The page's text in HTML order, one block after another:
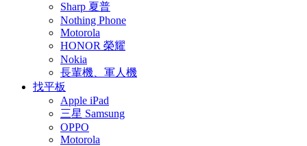
Sharp 夏普
Nothing Phone
Motorola
HONOR 榮耀
Nokia
長輩機、軍人機
找平板
Apple iPad
三星 Samsung
OPPO
Motorola